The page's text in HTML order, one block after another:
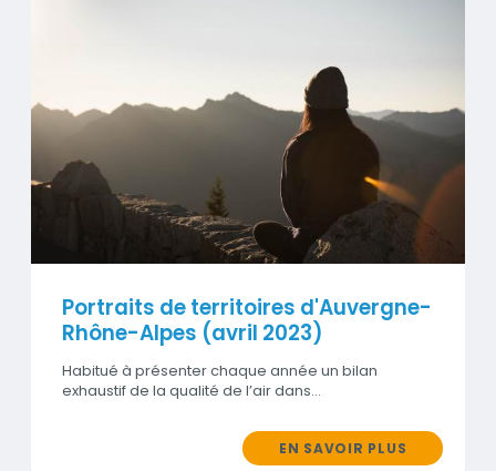
Visuel
Portraits de territoires d'Auvergne-
Rhône-Alpes (avril 2023)
Habitué à présenter chaque année un bilan
exhaustif de la qualité de l’air dans…
EN SAVOIR PLUS